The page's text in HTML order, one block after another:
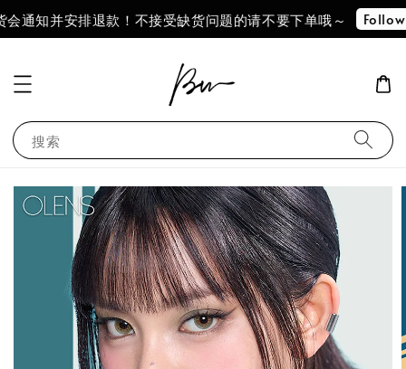
！不接受缺货问题的请不要下单哦～ Follow Our IG !! 下单
搜索